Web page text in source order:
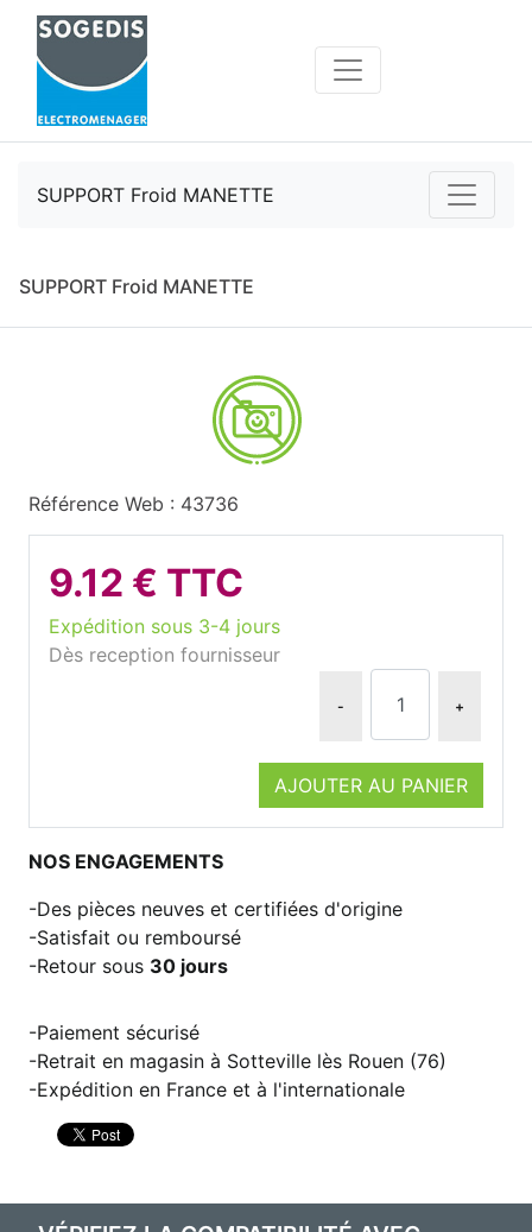
SUPPORT Froid MANETTE
SUPPORT Froid MANETTE
Référence Web : 43736
9.12 € TTC
Expédition sous 3-4 jours
Dès reception fournisseur
- +
AJOUTER AU PANIER
NOS ENGAGEMENTS
Des pièces neuves et certifiées d'origine
Satisfait ou remboursé
Retour sous 30 jours
Paiement sécurisé
Retrait en magasin à Sotteville lès Rouen (76)
Expédition en France et à l'internationale